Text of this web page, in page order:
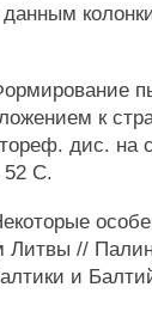
к
дис. на
52 С.
//
и